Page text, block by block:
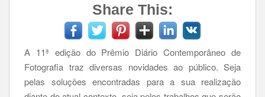
Share This:
A 11ª edição do Prêmio Diário Contemporâneo de
Fotografia traz diversas novidades ao público. Seja
pelas soluções encontradas para a sua realização